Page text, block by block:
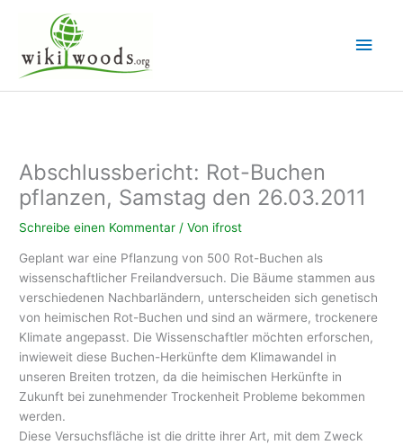
springen
Abschlussbericht: Rot-Buchen
pflanzen, Samstag den 26.03.2011
Schreibe einen Kommentar / Von ifrost
Geplant war eine Pflanzung von 500 Rot-Buchen als
wissenschaftlicher Freilandversuch. Die Bäume stammen aus
verschiedenen Nachbarländern, unterscheiden sich genetisch
von heimischen Rot-Buchen und sind an wärmere, trockenere
Klimate angepasst. Die Wissenschaftler möchten erforschen,
inwieweit diese Buchen-Herkünfte dem Klimawandel in
unseren Breiten trotzen, da die heimischen Herkünfte in
Zukunft bei zunehmender Trockenheit Probleme bekommen
werden.
Diese Versuchsfläche ist die dritte ihrer Art, mit dem Zweck